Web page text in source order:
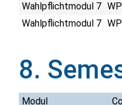
Wahlpflichtmodul 7
Wahlpflichtmodul 7
8.
Modul